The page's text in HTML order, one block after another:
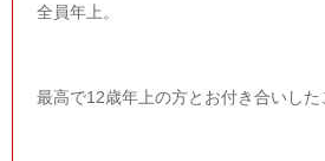
全員年上。
最高で12歳年上の方とお付き合いした